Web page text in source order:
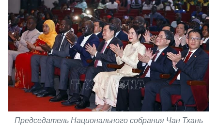
Председатель Национального собрания Чан Тхань